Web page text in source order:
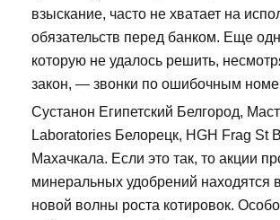
взыскание, часто не хватает на
обязательств перед банком. Еще
которую не удалось решить,
закон, — звонки по ошибочным
Сустанон Египетский Белгород,
Laboratories Белорецк, HGH Frag St
Махачкала. Если это так, то акции
минеральных удобрений находятся
новой волны роста котировок.